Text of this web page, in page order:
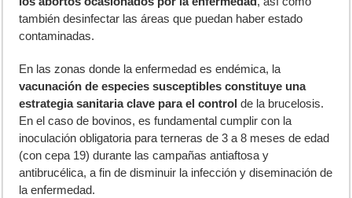
también desinfectar las áreas que puedan haber estado
contaminadas.
En las zonas donde la enfermedad es endémica, la
vacunación de especies susceptibles constituye una
estrategia sanitaria clave para el control de la brucelosis.
En el caso de bovinos, es fundamental cumplir con la
inoculación obligatoria para terneras de 3 a 8 meses de edad
(con cepa 19) durante las campañas antiaftosa y
antibrucélica, a fin de disminuir la infección y diseminación de
la enfermedad.